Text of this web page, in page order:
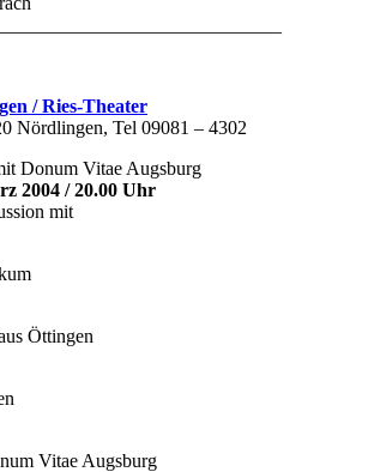
/ Ries-Theater
Nördlingen, Tel 09081 – 4302
Donum Vitae Augsburg
2004 / 20.00 Uhr
mit
Öttingen
Vitae Augsburg